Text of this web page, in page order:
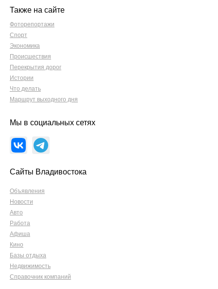
Также на сайте
Фоторепортажи
Спорт
Экономика
Происшествия
Перекрытия дорог
Истории
Что делать
Маршрут выходного дня
Мы в социальных сетях
Сайты Владивостока
Объявления
Новости
Авто
Работа
Афиша
Кино
Базы отдыха
Недвижимость
Справочник компаний